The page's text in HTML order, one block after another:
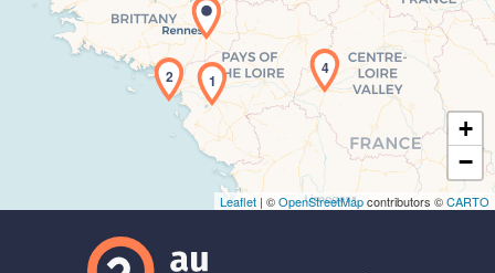
Chargement de la carte en cours...
1
2 4
+
−
Leaflet | ©OpenStreetMapcontributors ©CARTO